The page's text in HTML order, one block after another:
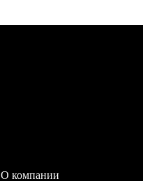
О компании